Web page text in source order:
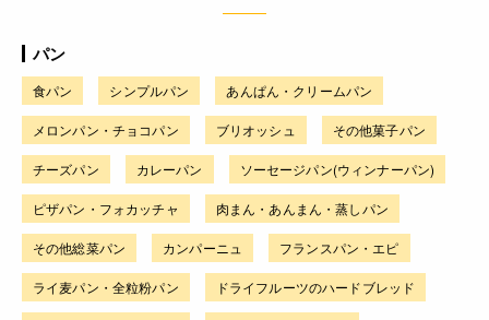
パン
食パン シンプルパン あんぱん・クリームパン
メロンパン・チョコパン ブリオッシュ その他菓子パン
チーズパン カレーパン ソーセージパン(ウィンナーパン)
ピザパン・フォカッチャ 肉まん・あんまん・蒸しパン
その他総菜パン カンパーニュ フランスパン・エピ
ライ麦パン・全粒粉パン ドライフルーツのハードブレッド